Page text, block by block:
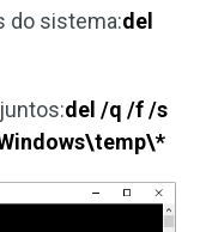
do sistema:del
del /q /f /s